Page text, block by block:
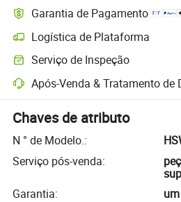
Garantia de Pagamento
Logística de Plataforma
Serviço de Inspeção
Após-Venda & Tratamento de
Chaves de atributo
N ° de Modelo.:
Serviço pós-venda:
Garantia: